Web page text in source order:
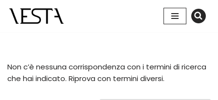
Vai
Non c’è nessuna corrispondenza con i termini di ricerca
che hai indicato. Riprova con termini diversi.